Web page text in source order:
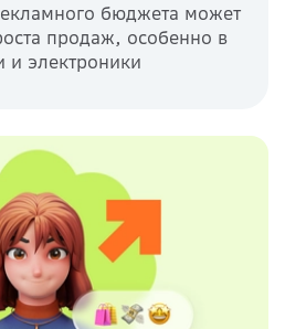
бюджета может
продаж, особенно в
и электроники